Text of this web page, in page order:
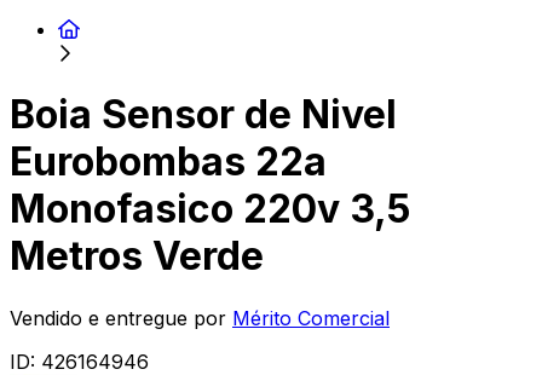
Boia Sensor de Nivel
Eurobombas 22a
Monofasico 220v 3,5
Metros Verde
Vendido e entregue por Mérito Comercial
ID: 426164946